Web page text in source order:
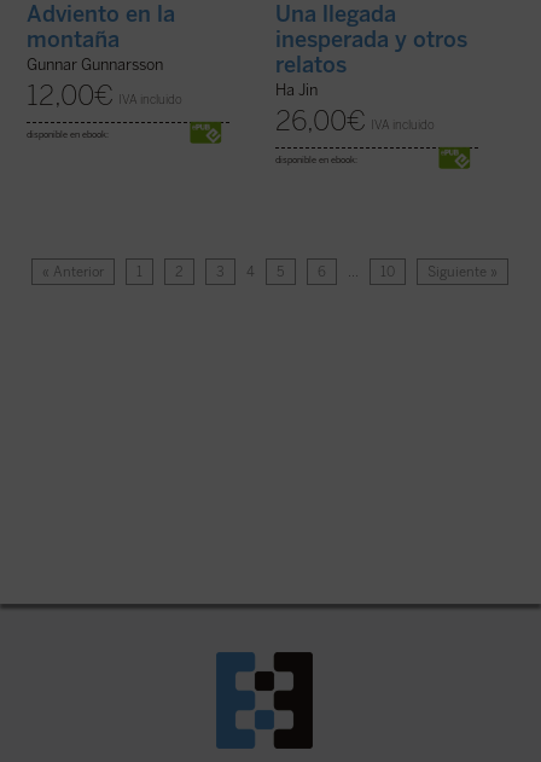
Adviento en la
montaña
Gunnar Gunnarsson
12,00€ IVA incluido
disponible en ebook:
Una llegada
inesperada y otros
relatos
Ha Jin
26,00€ IVA incluido
disponible en ebook:
« Anterior 1 2 3 4 5 6 … 10 Siguiente »